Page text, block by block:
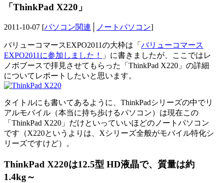
「ThinkPad X220」
2011-10-07 [パソコン関連 ノートパソコン]
バリューコマースEXPO2011の大枠は「 バリューコマース
EXPO2011に参加しました！
」に書きましたが、ここではレ
ノボブースで拝見させてもらった「ThinkPad X220」の詳細
についてレポートしたいと思います。
タイトルにも書いてあるように、ThinkPadシリーズの中でリ
アルモバイル（本当に持ち歩けるパソコン）は現在この
「ThinkPad X220」だけといっていいほどのノートパソコン
です（X220というよりは、Xシリーズ全般がモバイル特化シ
リーズですけど）。
ThinkPad X220は12.5型 HD液晶で、質量は約
1.4kg～